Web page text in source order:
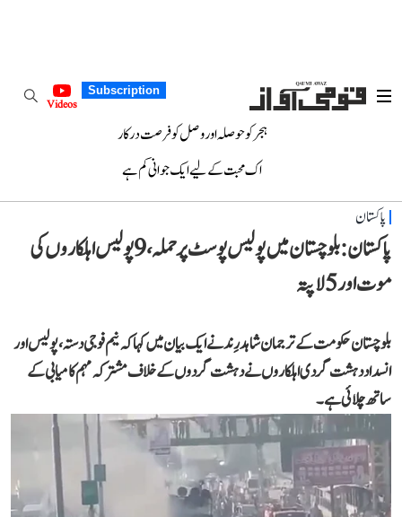
Subscription
Videos
ہجر کو حوصلہ اور وصل کو فرصت درکار
اک محبت کے لیے ایک جوانی کم ہے
پاکستان
پاکستان: بلوچستان میں پولیس پوسٹ پر حملہ، 9 پولیس اہلکاروں کی
موت اور 5 لاپتہ
بلوچستان حکومت کے ترجمان شاہد رِند نے ایک بیان میں کہا کہ نیم فوجی دستہ، پولیس اور
انسداد دہشت گردی اہلکاروں نے دہشت گردوں کے خلاف مشترکہ مہم کامیابی کے
ساتھ چلائی ہے۔